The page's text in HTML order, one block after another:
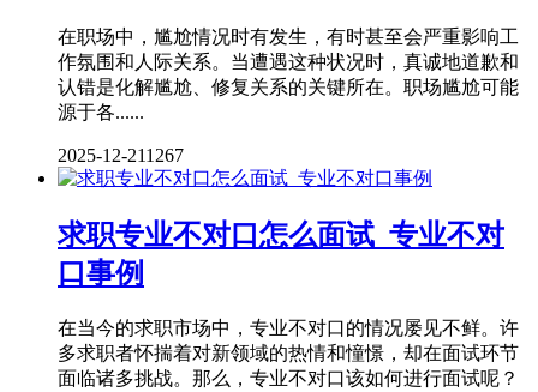
在职场中，尴尬情况时有发生，有时甚至会严重影响工
作氛围和人际关系。当遭遇这种状况时，真诚地道歉和
认错是化解尴尬、修复关系的关键所在。职场尴尬可能
源于各......
2025-12-211267
求职专业不对口怎么面试_专业不对
口事例
在当今的求职市场中，专业不对口的情况屡见不鲜。许
多求职者怀揣着对新领域的热情和憧憬，却在面试环节
面临诸多挑战。那么，专业不对口该如何进行面试呢？